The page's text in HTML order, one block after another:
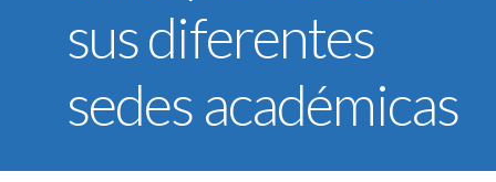
SIIAN
Biblioteca U.C.B.
Himno U.C.B.
ONRES U.C.B.
sus diferentes
sedes académicas